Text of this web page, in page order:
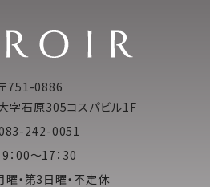
751-0886
字石原305コスパビル1F
242-0051
9：00～17：30
曜・第3日曜・不定休